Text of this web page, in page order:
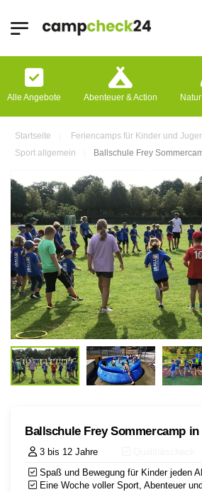
Alle Angebote Abenteuer & Action
Startseite
Feriencamps für Kinder und
Sport allgemein
Ballschule Frey
Ballschule Frey Sommercamp
3 bis 12 Jahre
Spaß und Bewegung für Kinder jeden
Eine Woche voller Sport, Abenteuer